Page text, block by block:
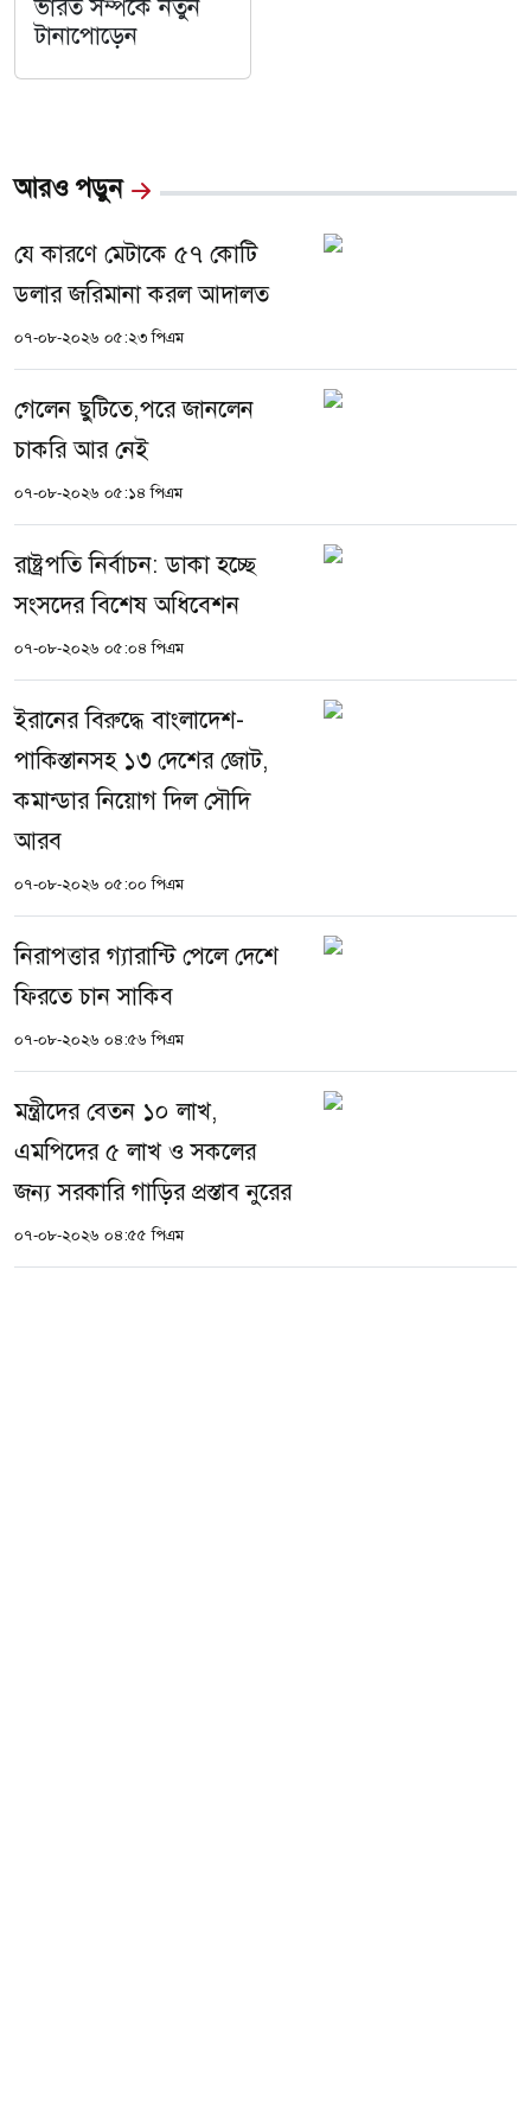
ভারত সম্পর্কে নতুন
টানাপোড়েন
আরও পড়ুন
যে কারণে মেটাকে ৫৭ কোটি
ডলার জরিমানা করল আদালত
০৭-০৮-২০২৬ ০৫:২৩ পিএম
গেলেন ছুটিতে,পরে জানলেন
চাকরি আর নেই
০৭-০৮-২০২৬ ০৫:১৪ পিএম
রাষ্ট্রপতি নির্বাচন: ডাকা হচ্ছে
সংসদের বিশেষ অধিবেশন
০৭-০৮-২০২৬ ০৫:০৪ পিএম
ইরানের বিরুদ্ধে বাংলাদেশ-
পাকিস্তানসহ ১৩ দেশের জোট,
কমান্ডার নিয়োগ দিল সৌদি
আরব
০৭-০৮-২০২৬ ০৫:০০ পিএম
নিরাপত্তার গ্যারান্টি পেলে দেশে
ফিরতে চান সাকিব
০৭-০৮-২০২৬ ০৪:৫৬ পিএম
মন্ত্রীদের বেতন ১০ লাখ,
এমপিদের ৫ লাখ ও সকলের
জন্য সরকারি গাড়ির প্রস্তাব নুরের
০৭-০৮-২০২৬ ০৪:৫৫ পিএম